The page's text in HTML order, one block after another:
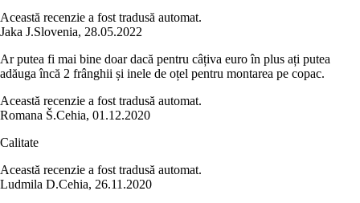
Această recenzie a fost tradusă automat.
Jaka J.Slovenia, 28.05.2022
Ar putea fi mai bine doar dacă pentru câțiva euro în plus ați putea
adăuga încă 2 frânghii și inele de oțel pentru montarea pe copac.
Această recenzie a fost tradusă automat.
Romana Š.Cehia, 01.12.2020
Calitate
Această recenzie a fost tradusă automat.
Ludmila D.Cehia, 26.11.2020